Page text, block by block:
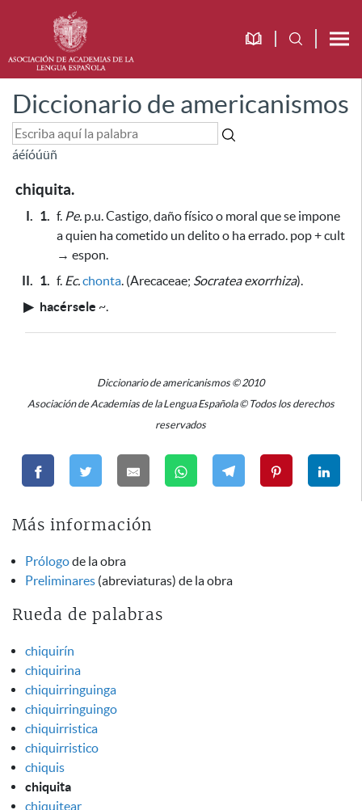
Diccionario de americanismos
áéíóúüñ
chiquita.
I. 1. f. Pe. p.u. Castigo, daño físico o moral que se impone
a quien ha cometido un delito o ha errado. pop + cult
→ espon.
II. 1. f. Ec.chonta. (Arecaceae; Socratea exorrhiza).
▶ hacérsele ~.
Diccionario de americanismos © 2010
Asociación de Academias de la Lengua Española © Todos los derechos
reservados
Más información
Prólogode la obra
Preliminares (abreviaturas) de la obra
Rueda de palabras
chiquirín
chiquirina
chiquirringuinga
chiquirringuingo
chiquirristica
chiquirristico
chiquis
chiquita
chiquitear